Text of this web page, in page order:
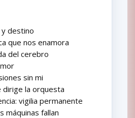
destino
que nos enamora
del cerebro
sin mi
dirige la orquesta
vigilia permanente
máquinas fallan